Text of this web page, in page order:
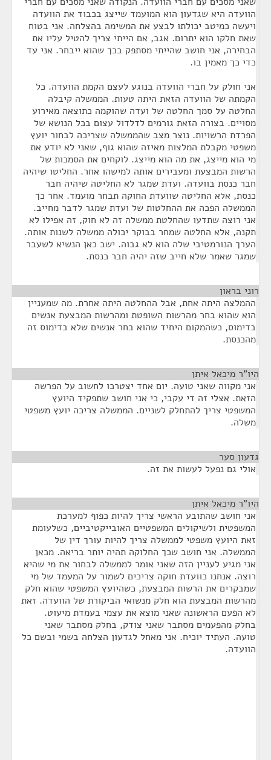
הוועדה היא שגדעון הוא המועמד שייצג בכבוד את הוועדה
ויעשה כמיטב יכולתו לבצע את המשימה בהצלחה. אני בטוח
שאת חלקו הוא יתרום. אגב, אם הייתי צריך להטיל עליו את
הבחירה, אני חושב שהייתי מסתפק בכך שהוא ייבחר. אני עד
כדי כך מאמין בו.
אני חולק על חברי הוועדה בנוגע לעצם הקמת הוועדה. כל
הקמתה של הוועדה הזאת היתה טעות. הממשלה קיבלה
החלטה על סמך החלטה של ועדה שהוקמה כתוצאה מאירוע
מסויים. בצורה הזאת גורמים לדלדול עצום בכל הנושא של
הפרדת הרשויות. נוצר מצב שהממשלה שצריכה לבחור יועץ
משפטי מקבלת המלצות מאיזה שהוא גוף, שאני לא יודע את
מי הוא מייצג, את מה הוא מייצג. לוקחים את הסמכות של
הרשות המבצעת ומעבירים אותה למישהו אחר. החליטו שיהיה
חבר כנסת בוועדה. ועדת שמגר לא החליטה שיהיה חבר
כנסת, אלא החליטה שוועדת החוקה תבחר מועמד. אחר כך
הממשלה הפכה את ההחלטות של ועדת שמגר לדבר מחייב.
אני רוצה שתדעו שהחלטת ממשלה זה לא חוק, זה אפילו לא
תקנה, אלא החלטה שמחר בבוקר יכולה ממשלה לשנות אותה.
הערך הנורמטיבי שלה הוא לא גבוה. ישב כאן הנשיא לשעבר
שמגר שאמר שלא חייב שזה יהיה חבר כנסת.
רוני בראון
ההמלצה היתה אחת, אבל ההחלטה היתה אחרת. מה שמעניין
הוא שהוא בחר מהרשות השופטת ומהרשות המבצעת אנשים
בדימוס, כשהמקום היחיד שהוא בחר אנשים שלא בדימוס זה
מהכנסת.
היו"ר מיכאל איתן
אני מקווה שאני טועה. יום אחד יצטרכו לחשוב על הפרשה
הזאת. אצלי זה די עקבי, כי אני חושב שתפקיד היועץ
המשפטי צריך להתחלק לשניים. הממשלה צריכה יועץ משפטי
משלה.
גדעון סער
אולי גם נפעל לעשות את זה.
היו"ר מיכאל איתן
אני חושב שהתובע הראשי צריך להיות כפוף למערכת
המשפטית ולשיקולים המשפטיים האובייקטיביים, כשלעומת
זאת היועץ משפטי לממשלה צריך להיות עורך דין של
הממשלה. אני חושב שכך החלוקה תהיה יותר בריאה. מכאן
אני מגיע לעניין הזה שאני אומר לממשלה לבחור את מי שהיא
רוצה. אנחנו כוועדת חוקה צריכים לשמור על המעמד של מי
שמבקרים את הרשות המבצעת, כשהיועץ המשפטי שהוא חלק
מהרשות המבצעת הוא חלק מנשואי הביקורת של הוועדה. זאת
לא הפעם הראשונה שאני מוצא את עצמי בעמדת מיעוט.
בחלק מהפעמים מסתבר שאני צודק, בחלק מסתבר שאני
טועה. העתיד יוכיח. אני מאחל לגדעון הצלחה בשמי ובשם כל
הוועדה.